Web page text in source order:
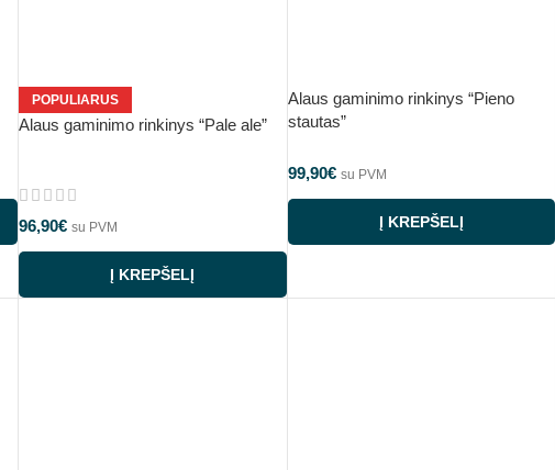
POPULIARUS
Alaus gaminimo rinkinys “Pale ale”
96,90€ su PVM
Į KREPŠELĮ
Alaus gaminimo rinkinys “Pieno
stautas”
99,90€ su PVM
Į KREPŠELĮ